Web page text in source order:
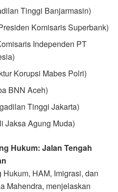
Tinggi Banjarmasin)
Komisaris Superbank)
Independen PT
Korupsi Mabes Polri)
BNN Aceh)
Tinggi Jakarta)
Jaksa Agung Muda)
Hukum: Jalan Tengah
HAM, Imigrasi, dan
Mahendra, menjelaskan